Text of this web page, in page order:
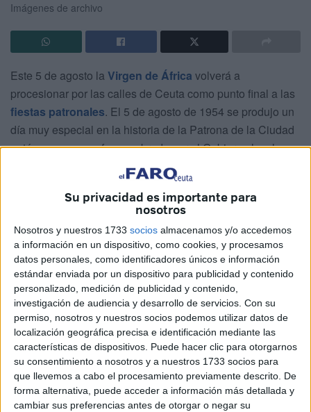
Su privacidad es importante para
nosotros
Nosotros y nuestros 1733 socios almacenamos y/o accedemos
a información en un dispositivo, como cookies, y procesamos
datos personales, como identificadores únicos e información
estándar enviada por un dispositivo para publicidad y contenido
personalizado, medición de publicidad y contenido,
investigación de audiencia y desarrollo de servicios. Con su
permiso, nosotros y nuestros socios podemos utilizar datos de
localización geográfica precisa e identificación mediante las
características de dispositivos. Puede hacer clic para otorgarnos
su consentimiento a nosotros y a nuestros 1733 socios para
que llevemos a cabo el procesamiento previamente descrito. De
forma alternativa, puede acceder a información más detallada y
cambiar sus preferencias antes de otorgar o negar su
Imágenes de archivo
Este 5 de agosto la Virgen de África volverá a
procesionar por las calles de Ceuta como punto final a las
fiestas patronales. El 5 de agosto de 1954 se produjo un
día muy especial en la historia de la Patrona de la Ciudad
autónoma, ya que fue nombrada por el Gobierno local
Alcaldesa Perpetua, en un acto en el que se le impuso una
"Fervoroso homenaje de devoción a la Santísima Virgen
de África, en el glorioso acto de la declaración canónica
del Patronazgo sobre la ciudad de Ceuta por un Breve
Pontificio", titulaba El Faro de Ceuta en su edición del 6 de
agosto de 1954. "Asistió a la ceremonia S.E. el Alto
Comisario, teniente general García-Valiño. El alcalde de la
ciudad impuso la medalla de Alcaldesa Perpetua de Ceuta
a Nuestra Excelsa Patrona, en medio de una emoción
indescriptible. Ofició la misa de pontifical el obispo de
Fusala", continuaba El Decano en el subtítulo.